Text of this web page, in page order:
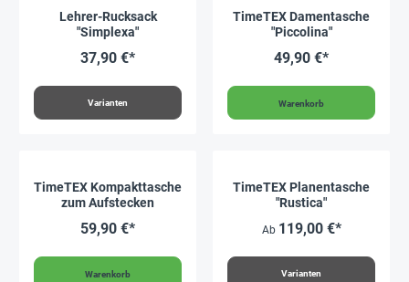
Lehrer-Rucksack
"Simplexa"
37,90 €*
Varianten
TimeTEX Damentasche
"Piccolina"
49,90 €*
Warenkorb
TimeTEX Kompakttasche
zum Aufstecken
59,90 €*
Warenkorb
TimeTEX Planentasche
"Rustica"
Ab 119,00 €*
Varianten